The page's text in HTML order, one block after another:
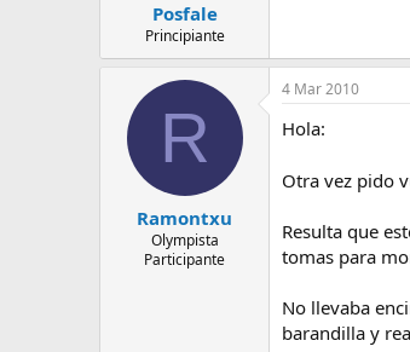
Posfale
Principiante
R
Ramontxu
Olympista
Participante
4 Mar 2010
Hola:
Otra vez pido
Resulta que
tomas para
No llevaba
barandilla y